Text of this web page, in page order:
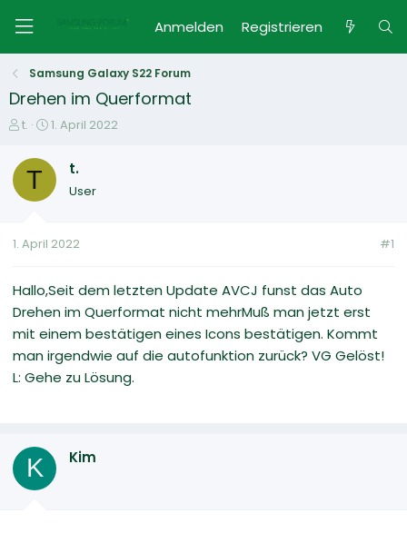
Anmelden Registrieren
Samsung Galaxy S22 Forum
Drehen im Querformat
E
s
e
e
t.
E
e
t
m
1. April 2022
T t.
User
1. April 2022 #1
Hallo,Seit dem letzten Update AVCJ funst das Auto
Drehen im Querformat nicht mehrMuß man jetzt erst
mit einem bestätigen eines Icons bestätigen. Kommt
man irgendwie auf die autofunktion zurück? VG Gelöst!
L: Gehe zu Lösung.
K Kim